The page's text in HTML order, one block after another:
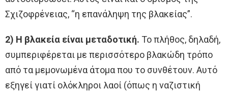
Σχιζοφρένειας, “η επανάληψη της βλακείας”.
2) Η βλακεία είναι μεταδοτική. Το πλήθος, δηλαδή,
συμπεριφέρεται με περισσότερο βλακώδη τρόπο
από τα μεμονωμένα άτομα που το συνθέτουν. Αυτό
εξηγεί γιατί ολόκληροι λαοί (όπως η ναζιστική